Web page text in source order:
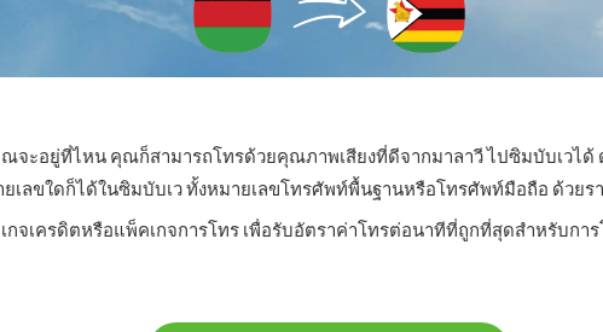
จะอยู่ที่ไหน คุณก็สามารถโทรด้วยคุณภาพเสียงที่ดีจากมาลาวี ไปซิมบับเวได้
เลขใดก็ได้ในซิมบับเว ทั้งหมายเลขโทรศัพท์พื้นฐานหรือโทรศัพท์มือถือ ด้วยร
กจเครดิตหรือแพ็คเกจการโทร เพื่อรับอัตราค่าโทรต่อนาทีที่ถูกที่สุดสำหรับกา